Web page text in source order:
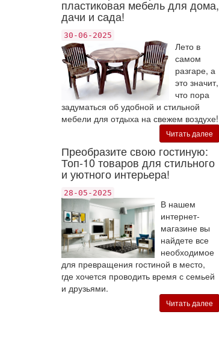
пластиковая мебель для дома,
дачи и сада!
30-06-2025
Лето в
самом
разгаре, а
это значит,
что пора
задуматься об удобной и стильной
мебели для отдыха на свежем воздухе!
Читать далее
Преобразите свою гостиную:
Топ-10 товаров для стильного
и уютного интерьера!
28-05-2025
В нашем
интернет-
магазине вы
найдете все
необходимое
для превращения гостиной в место,
где хочется проводить время с семьей
и друзьями.
Читать далее